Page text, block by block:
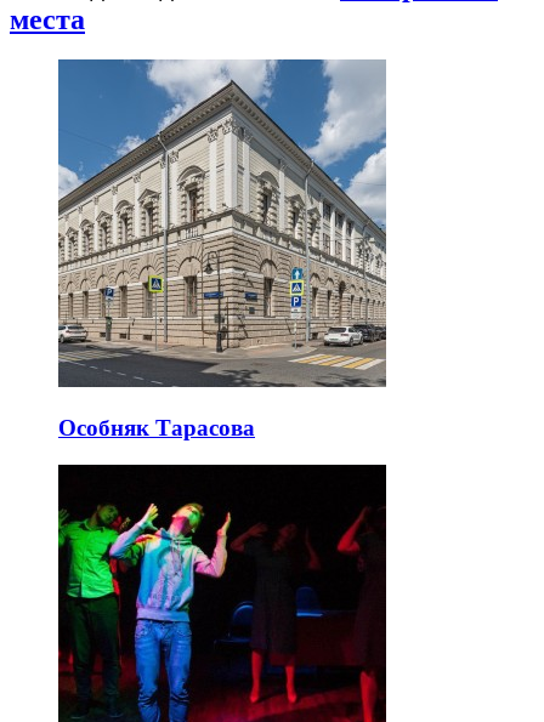
места
Особняк Тарасова